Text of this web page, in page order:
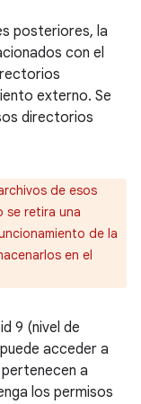
posteriores, la
con el
externo. Se
directorios
de esos
se retira una
de la
en el
9 (nivel de
acceder a
a
los permisos